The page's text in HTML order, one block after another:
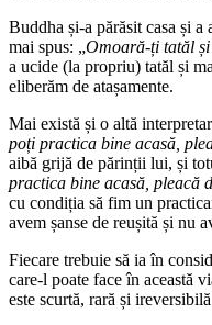
Buddha și-a părăsit casa și
mai spus: „Omoară-ți tatăl
a ucide (la propriu) tatăl și
eliberăm de atașamente.
Mai există și o altă
poți practica bine acasă,
aibă grijă de părinții lui, și
practica bine acasă, pleacă
cu condiția să fim un
avem șanse de reușită și nu
Fiecare trebuie să ia în
care-l poate face în această
este scurtă, rară și